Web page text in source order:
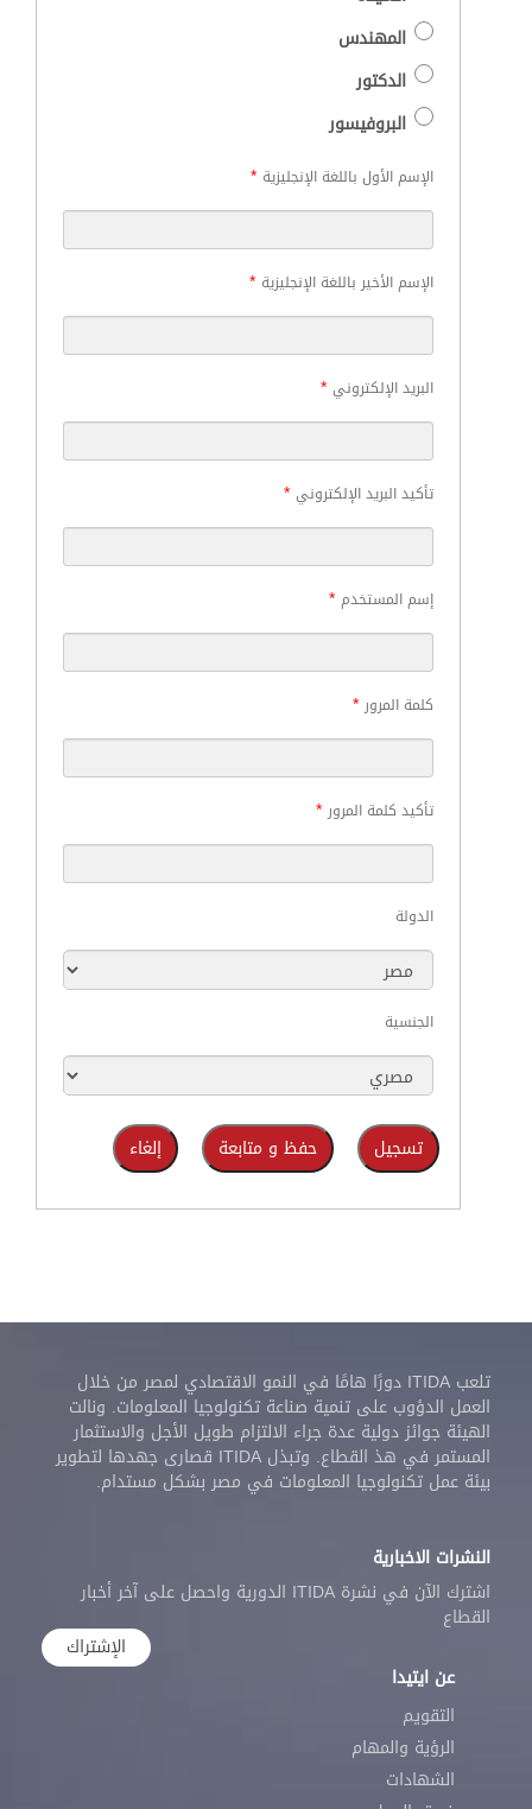
المهندس
الدكتور
البروفيسور
الإسم الأول باللغة الإنجليزية *
الإسم الأخير باللغة الإنجليزية *
البريد الإلكتروني *
تأكيد البريد الإلكتروني *
إسم المستخدم *
كلمة المرور *
تأكيد كلمة المرور *
الدولة
الجنسية
تلعب ITIDA دورًا هامًا في النمو الاقتصادي لمصر من خلال
العمل الدؤوب على تنمية صناعة تكنولوجيا المعلومات. ونالت
الهيئة جوائز دولية عدة جراء الالتزام طويل الأجل والاستثمار
المستمر في هذ القطاع. وتبذل ITIDA قصارى جهدها لتطوير
بيئة عمل تكنولوجيا المعلومات في مصر بشكل مستدام.
النشرات الاخبارية
اشترك الآن في نشرة ITIDA الدورية واحصل على آخر أخبار
القطاع
الإشتراك
عن ايتيدا
التقويم
الرؤية والمهام
الشهادات